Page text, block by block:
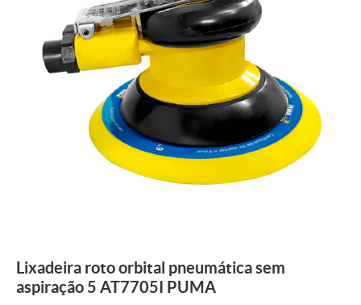
Lixadeira roto orbital pneumática sem
aspiração 5 AT7705I PUMA